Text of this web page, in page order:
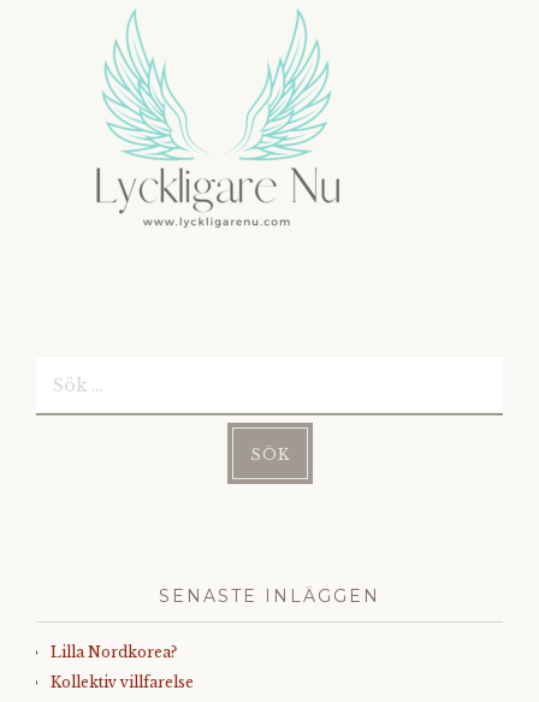
SENASTE INLÄGGEN
Lilla Nordkorea?
Kollektiv villfarelse